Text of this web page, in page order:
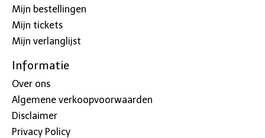
Mijn bestellingen
Mijn tickets
Mijn verlanglijst
Informatie
Over ons
Algemene verkoopvoorwaarden
Disclaimer
Privacy Policy